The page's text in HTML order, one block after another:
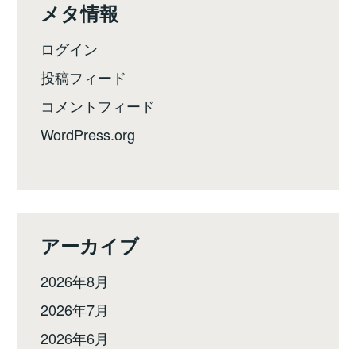
メタ情報
ログイン
投稿フィード
コメントフィード
WordPress.org
アーカイブ
2026年8月
2026年7月
2026年6月